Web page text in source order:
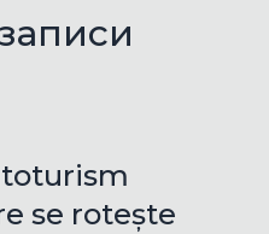
se rotește